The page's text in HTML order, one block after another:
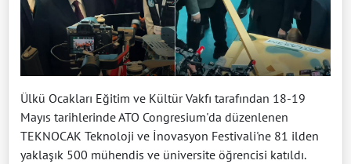
Ülkü Ocakları Eğitim ve Kültür Vakfı tarafından 18-19
Mayıs tarihlerinde ATO Congresium'da düzenlenen
TEKNOCAK Teknoloji ve İnovasyon Festivali'ne 81 ilden
yaklaşık 500 mühendis ve üniversite öğrencisi katıldı.